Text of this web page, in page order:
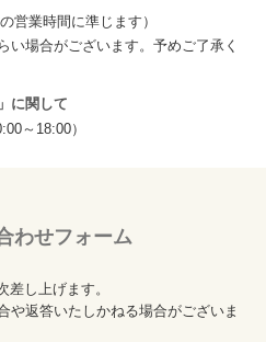
営業時間に準じます）
い場合がございます。予めご了承く
に関して
～18:00）
わせフォーム
差し上げます。
や返答いたしかねる場合がございま